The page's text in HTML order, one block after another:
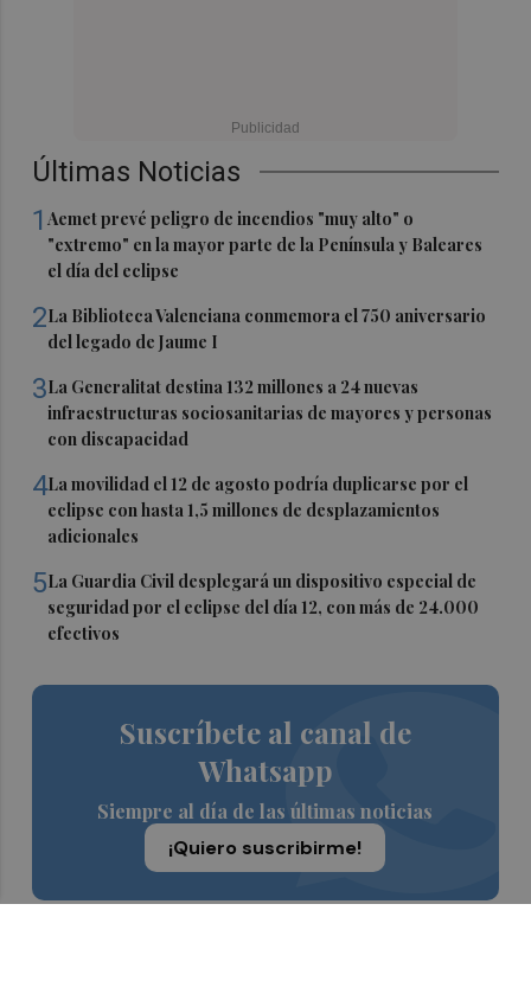
Últimas Noticias
1Aemet prevé peligro de incendios "muy alto" o
"extremo" en la mayor parte de la Península y Baleares
el día del eclipse
2La Biblioteca Valenciana conmemora el 750 aniversario
del legado de Jaume I
3La Generalitat destina 132 millones a 24 nuevas
infraestructuras sociosanitarias de mayores y personas
con discapacidad
4La movilidad el 12 de agosto podría duplicarse por el
eclipse con hasta 1,5 millones de desplazamientos
adicionales
5La Guardia Civil desplegará un dispositivo especial de
seguridad por el eclipse del día 12, con más de 24.000
efectivos
Suscríbete al canal de
Whatsapp
Siempre al día de las últimas noticias
¡Quiero suscribirme!